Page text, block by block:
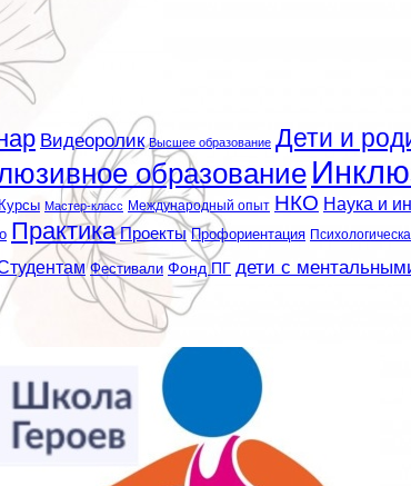
Видеоролик Высшее образование Дети и
образование
Курсы Мастер-класс Международный опыт НКО Наука и
Практика Проекты Профориентация
Фестивали Фонд ПГ дети с